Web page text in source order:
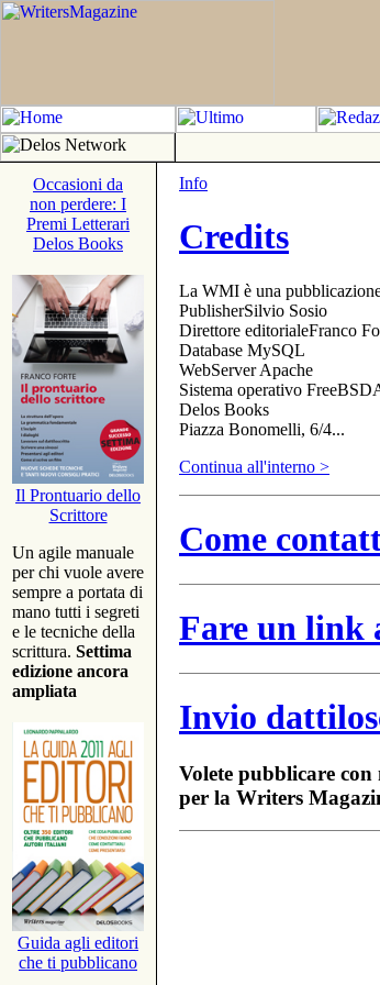
Occasioni da
non perdere: I
Premi Letterari
Delos Books
Il Prontuario dello
Scrittore
Un agile manuale
per chi vuole avere
sempre a portata di
mano tutti i segreti
e le tecniche della
scrittura. Settima
edizione ancora
ampliata
Guida agli editori
che ti pubblicano
Info
Credits
La WMI è una
PublisherSilvio Sosio
Direttore editorialeFranco
Database MySQL
WebServer Apache
Sistema operativo
Delos Books
Piazza Bonomelli, 6/4...
Continua all'interno >
Come
Fare un link
Invio
Volete pubblicare con
per la Writers